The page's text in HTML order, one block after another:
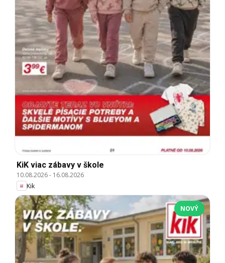
KiK viac zábavy v škole
10.08.2026- 16.08.2026
Kik
NOVÝ